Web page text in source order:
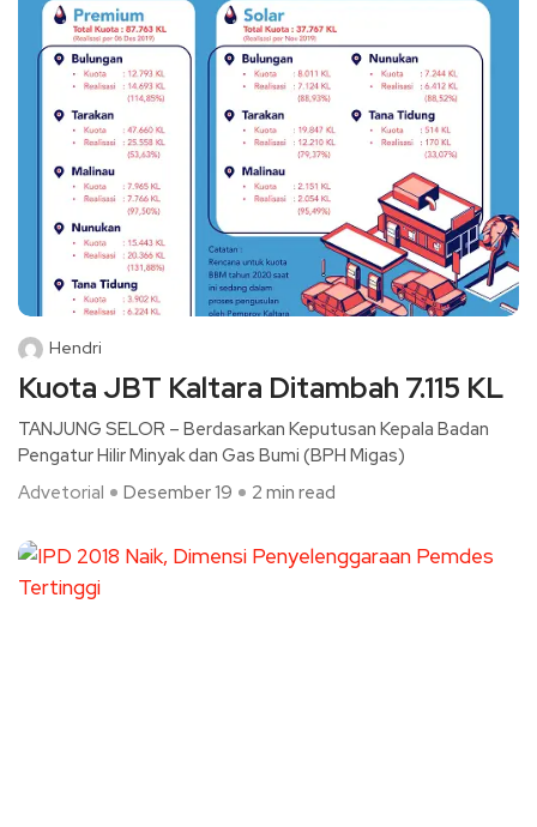
Hendri
Kuota JBT Kaltara Ditambah 7.115 KL
TANJUNG SELOR – Berdasarkan Keputusan Kepala Badan
Pengatur Hilir Minyak dan Gas Bumi (BPH Migas)
Advetorial
Desember 19 2 min read